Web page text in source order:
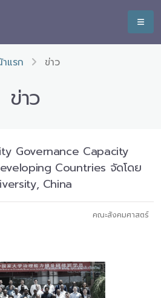
แรก ข่าว
ข่าว
Governance Capacity
Countries จัดโดย
China
คณะสังคมศาสตร์